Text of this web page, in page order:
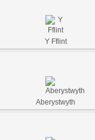
Y Fflint
Aberystwyth